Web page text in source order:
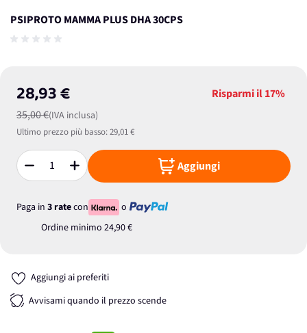
PSIPROTO MAMMA PLUS DHA 30CPS
28,93 €
35,00 €(IVA inclusa)
Risparmi il17%
Ultimo prezzo più basso:29,01 €
Quantità Aggiungi
Paga in 3 ratecon
o
Ordine minimo 24,90 €
Aggiungi ai preferiti
Avvisami quando il prezzo scende